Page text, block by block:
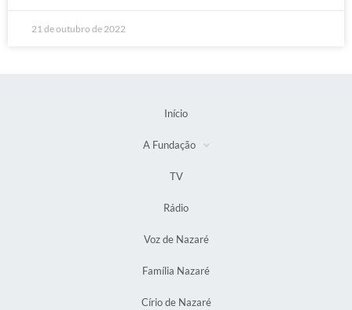
21 de outubro de 2022
Início
A Fundação
TV
Rádio
Voz de Nazaré
Família Nazaré
Círio de Nazaré